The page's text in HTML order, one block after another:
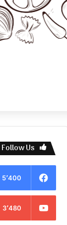
Follow Us
5٬400
3٬480